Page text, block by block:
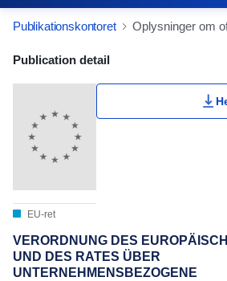
Publikationskontoret Oplysninger om
Publication Detail Actions
Publication detail
EU-ret
VERORDNUNG DES
UND DES RATES ÜBER
UNTERNEHMENSBEZOGENE